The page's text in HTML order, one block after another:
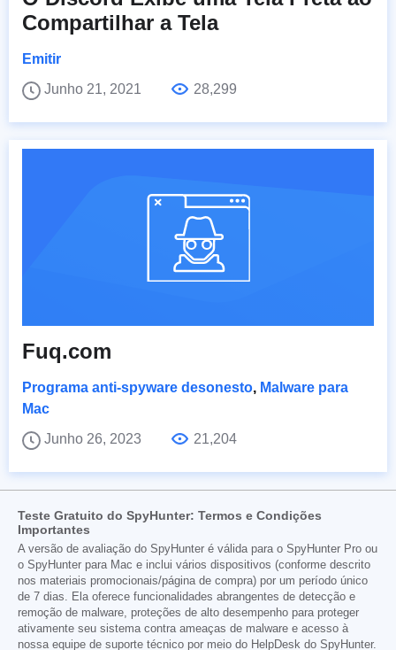
Compartilhar a Tela
Emitir
Junho 21, 2021
28,299
Fuq.com
Programa anti-spyware desonesto, Malware para
Mac
Junho 26, 2023
21,204
Teste Gratuito do SpyHunter: Termos e Condições
Importantes
A versão de avaliação do SpyHunter é válida para o SpyHunter Pro ou
o SpyHunter para Mac e inclui vários dispositivos (conforme descrito
nos materiais promocionais/página de compra) por um período único
de 7 dias. Ela oferece funcionalidades abrangentes de detecção e
remoção de malware, proteções de alto desempenho para proteger
ativamente seu sistema contra ameaças de malware e acesso à
nossa equipe de suporte técnico por meio do HelpDesk do SpyHunter.